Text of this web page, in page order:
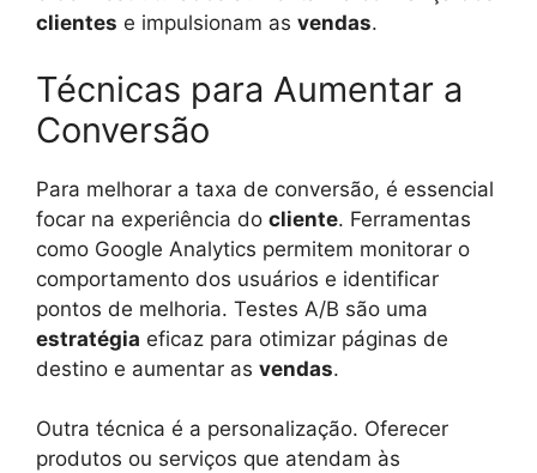
clientes e impulsionam as vendas.
Técnicas para Aumentar a
Conversão
Para melhorar a taxa de conversão, é essencial
focar na experiência do cliente. Ferramentas
como Google Analytics permitem monitorar o
comportamento dos usuários e identificar
pontos de melhoria. Testes A/B são uma
estratégia eficaz para otimizar páginas de
destino e aumentar as vendas.
Outra técnica é a personalização. Oferecer
produtos ou serviços que atendam às